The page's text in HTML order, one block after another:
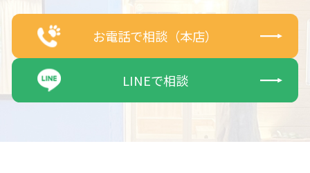
お電話で相談（本店）
LINEで相談